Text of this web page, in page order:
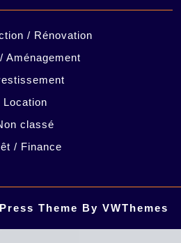
/ Rénovation
Aménagement
Location
classé
/ Finance
Theme By VWThemes